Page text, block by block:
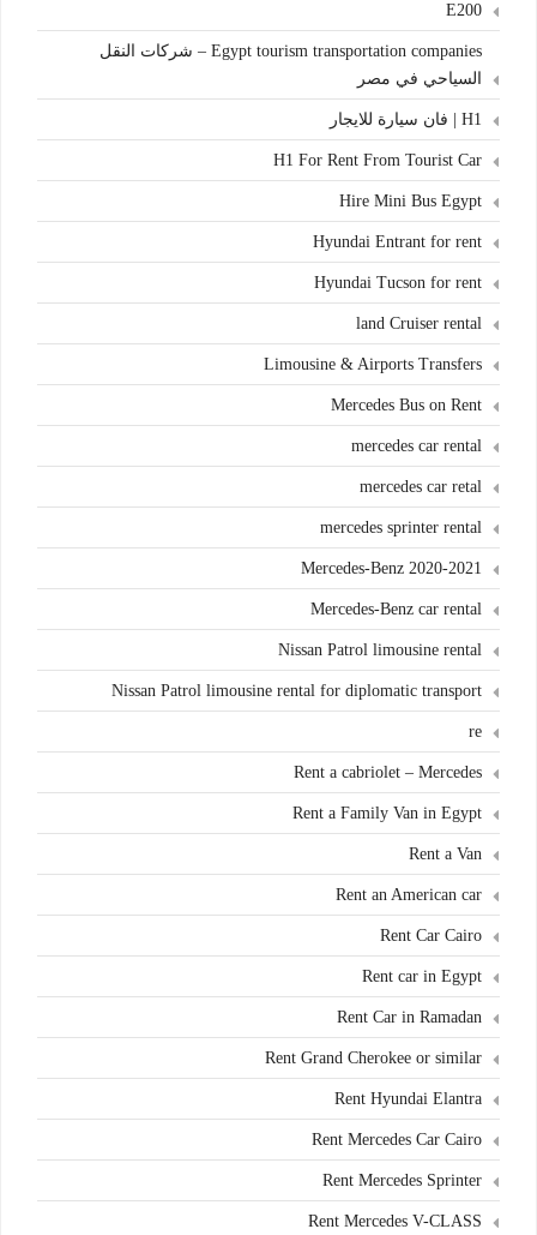
E200
Egypt tourism transportation companies – شركات النقل
السياحي في مصر
H1 | فان سيارة للايجار
H1 For Rent From Tourist Car
Hire Mini Bus Egypt
Hyundai Entrant for rent
Hyundai Tucson for rent
land Cruiser rental
Limousine & Airports Transfers
Mercedes Bus on Rent
mercedes car rental
mercedes car retal
mercedes sprinter rental
Mercedes-Benz 2020-2021
Mercedes-Benz car rental
Nissan Patrol limousine rental
Nissan Patrol limousine rental for diplomatic transport
re
Rent a cabriolet – Mercedes
Rent a Family Van in Egypt
Rent a Van
Rent an American car
Rent Car Cairo
Rent car in Egypt
Rent Car in Ramadan
Rent Grand Cherokee or similar
Rent Hyundai Elantra
Rent Mercedes Car Cairo
Rent Mercedes Sprinter
Rent Mercedes V-CLASS